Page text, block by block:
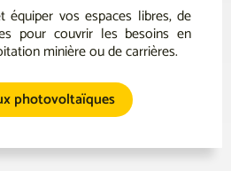
vos espaces libres, de
pour couvrir les besoins en
minière ou de carrières.
photovoltaïques